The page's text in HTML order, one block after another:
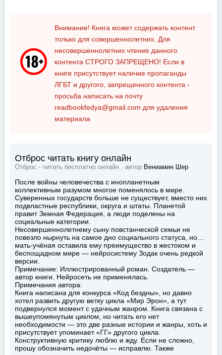
Внимание! Книга может содержать контент
только для совершеннолетних. Для
несовершеннолетних чтение данного
контента СТРОГО ЗАПРЕЩЕНО! Если в
книге присутствует наличие пропаганды
ЛГБТ и другого, запрещенного контента -
просьба написать на почту
readbookfedya@gmail.com для удаления
материала
Отброс читать книгу онлайн
Отброс - читать бесплатно онлайн , автор Вениамин Шер
После войны человечества с инопланетным
коллективным разумом многое поменялось в мире.
Суверенных государств больше не существует, вместо них
подвластные республики, округа и штаты. Планетой
правит Земная Федерация, а люди поделены на
социальные категории.
Несовершеннолетнему сыну повстанческой семьи не
повезло нырнуть на самое дно социального статуса, но…
мать-учёная оставила ему преимущество в жестоком и
беспощадном мире — нейросистему Зодак очень редкой
версии.
Примечание: Иллюстрированный роман. Создатель —
автор книги. Нейросеть не применялась.
Примечания автора:
Книга написана для конкурса «Код бездны», но давно
хотел развить другую ветку цикла «Мир Эрон», а тут
подвернулся момент с удачным жанром. Книга связана с
вышеупомянутым циклом, но читать его нет
необходимости — это две разные истории и жанры, хоть и
присутствует упоминает «ГГ» другого цикла.
Конструктивную критику люблю и жду. Если не сложно,
прошу обозначить недочёты — исправлю. Также